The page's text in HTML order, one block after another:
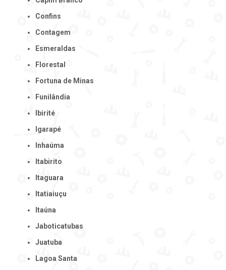
Confins
Contagem
Esmeraldas
Florestal
Fortuna de Minas
Funilândia
Ibirité
Igarapé
Inhaúma
Itabirito
Itaguara
Itatiaiuçu
Itaúna
Jaboticatubas
Juatuba
Lagoa Santa